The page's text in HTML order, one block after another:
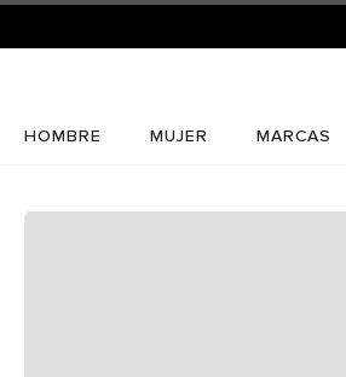
HOMBRE MUJER MARCAS